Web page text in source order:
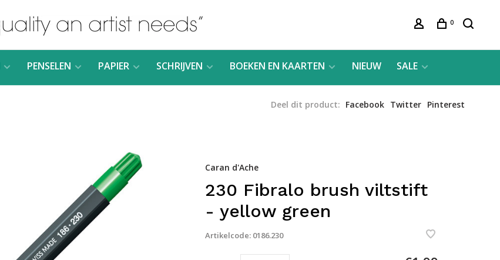
0
PENSELEN PAPIER SCHRIJVEN BOEKEN EN KAARTEN NIEUW SALE
Deel dit product: Facebook Twitter Pinterest
Caran d'Ache
230 Fibralo brush viltstift
- yellow green
Artikelcode: 0186.230